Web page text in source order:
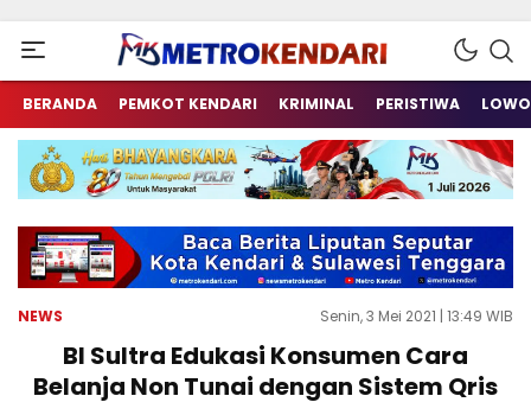
metrokendari
Berita Terkini Sulawesi Tenggara
BERANDA PEMKOT KENDARI KRIMINAL PERISTIWA
NEWS Senin, 3 Mei 2021 | 13:49 WIB
BI Sultra Edukasi Konsumen Cara
Belanja Non Tunai dengan Sistem Qris